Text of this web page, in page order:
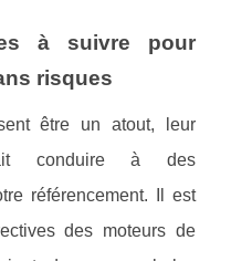
à suivre pour
risques
être un atout, leur
conduire à des
référencement. Il est
des moteurs de